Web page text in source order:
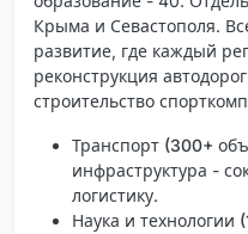
Крыма и Севастополя.
развитие, где каждый
реконструкция
строительство
Транспорт (300+
инфраструктура -
логистику.
Наука и технологии